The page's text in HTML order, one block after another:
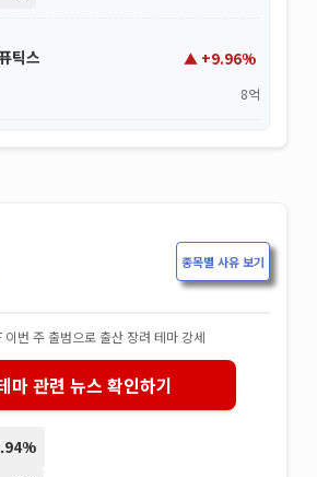
틱스 +9.96%
8억
종목별 사유 보기
이번 주 출범으로 출산 장려 테마 강세
마 관련 뉴스 확인하기